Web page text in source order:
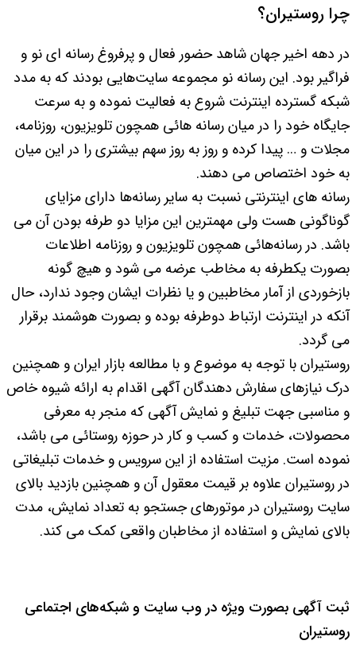
چرا روستیران؟
در دهه اخیر جهان شاهد حضور فعال و پرفروغ رسانه ای نو و
فراگیر بود. این رسانه نو مجموعه سایت‌هایی بودند که به مدد
شبکه گسترده اینترنت شروع به فعالیت نموده و به سرعت
جایگاه خود را در میان رسانه هائی همچون تلویزیون، روزنامه،
مجلات و … پیدا کرده و روز به روز سهم بیشتری را در این میان
به خود اختصاص می دهند.
رسانه های اینترنتی نسبت به سایر رسانه‌ها دارای مزایای
گوناگونی هست ولی مهمترین این مزایا دو طرفه بودن آن می
باشد. در رسانه‌هائی همچون تلویزیون و روزنامه اطلاعات
بصورت یکطرفه به مخاطب عرضه می شود و هیچ گونه
بازخوردی از آمار مخاطبین و یا نظرات ایشان وجود ندارد، حال
آنکه در اینترنت ارتباط دوطرفه بوده و بصورت هوشمند برقرار
می گردد.
روستیران با توجه به موضوع و با مطالعه بازار ایران و همچنین
درک نیازهای سفارش دهندگان آگهی اقدام به ارائه شیوه خاص
و مناسبی جهت تبلیغ و نمایش آگهی که منجر به معرفی
محصولات، خدمات و کسب و کار در حوزه روستائی می باشد،
نموده است. مزیت استفاده از این سرویس و خدمات تبلیغاتی
در روستیران علاوه بر قیمت معقول آن و همچنین بازدید بالای
سایت روستیران در موتورهای جستجو به تعداد نمایش، مدت
بالای نمایش و استفاده از مخاطبان واقعی کمک می کند.
ثبت آگهی بصورت ویژه در وب سایت و شبکه‌های اجتماعی
روستیران